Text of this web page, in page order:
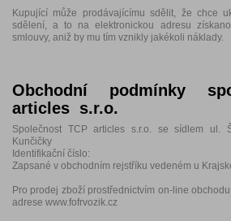
Kupující může prodávajícímu sdělit, že chce
sdělení, a to na elektronickou adresu
smlouvy, aniž by mu tím vznikly jakékoli náklady.
Obchodní podmínky
articles s.r.o.
Společnost TCP articles s.r.o. se sídlem ul.
Kunčičky
Identifikační číslo:
Zapsané v obchodním rejstříku vedeném u
Pro prodej zboží prostřednictvím on-line
adrese www.fofrvozik.cz